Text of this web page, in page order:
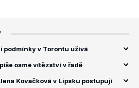
podmínky v Torontu užívá
osmé vítězství v řadě
Kovačková v Lipsku postupují